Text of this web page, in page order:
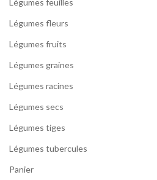
Légumes feuilles
Légumes fleurs
Légumes fruits
Légumes graines
Légumes racines
Légumes secs
Légumes tiges
Légumes tubercules
Panier